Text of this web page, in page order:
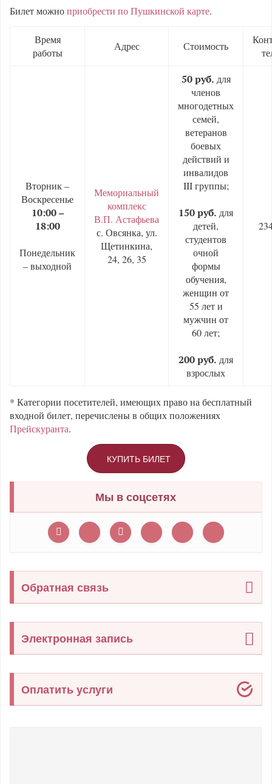
Билет можноприобрести по Пушкинской карте.
Время
работы
Адрес Стоимость
Вторник –
Воскресенье
10:00 –
18:00
Понедельник
– выходной
Мемориальный
комплекс
В.П. Астафьева
с. Овсянка, ул.
Щетинкина,
24, 26, 35
50 руб. для
членов
многодетных
семей,
ветеранов
боевых
действий и
инвалидов
III группы;
150 руб. для
детей,
студентов
очной
формы
обучения,
женщин от
55 лет и
мужчин от
60 лет;
200 руб. для
взрослых
* Категории посетителей, имеющих право на бесплатный
входной билет, перечислены в общих положениях
Прейскуранта.
КУПИТЬ БИЛЕТ
Мы в соцсетях
Обратная связь
Электронная запись
Оплатить услуги